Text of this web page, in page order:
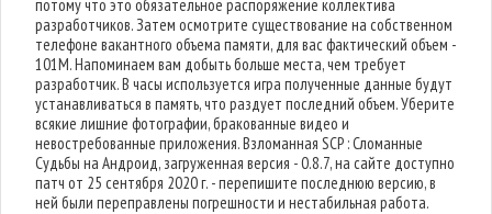
потому что это обязательное распоряжение коллектива
разработчиков. Затем осмотрите существование на собственном
телефоне вакантного объема памяти, для вас фактический объем -
101M. Напоминаем вам добыть больше места, чем требует
разработчик. В часы используется игра полученные данные будут
устанавливаться в память, что раздует последний объем. Уберите
всякие лишние фотографии, бракованные видео и
невостребованные приложения. Взломанная SCP : Сломанные
Судьбы на Андроид, загруженная версия - 0.8.7, на сайте доступно
патч от 25 сентября 2020 г. - перепишите последнюю версию, в
ней были переправлены погрешности и нестабильная работа.